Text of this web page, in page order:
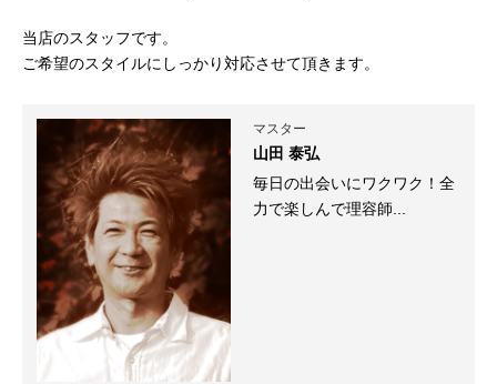
当店のスタッフです。
ご希望のスタイルにしっかり対応させて頂きます。
マスター
山田 泰弘
毎日の出会いにワクワク！全
力で楽しんで理容師...